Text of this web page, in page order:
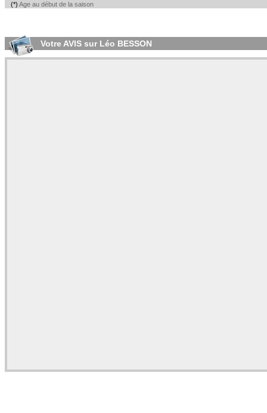
(*) Age au début de la saison
Votre AVIS sur Léo BESSON